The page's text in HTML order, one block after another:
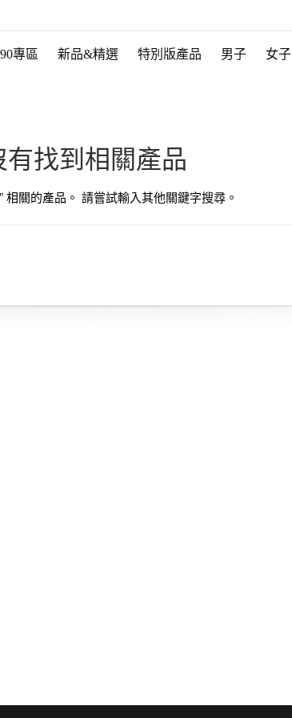
專區 新品&精選 特別版產品 男子 女子
有找到相關產品
” 相關的產品。 請嘗試輸入其他關鍵字搜尋。